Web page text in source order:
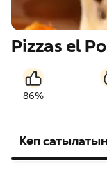
Pizzas el
86%
Көп